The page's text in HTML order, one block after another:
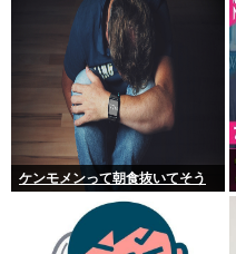
ケンモメンって朝食抜いてそう